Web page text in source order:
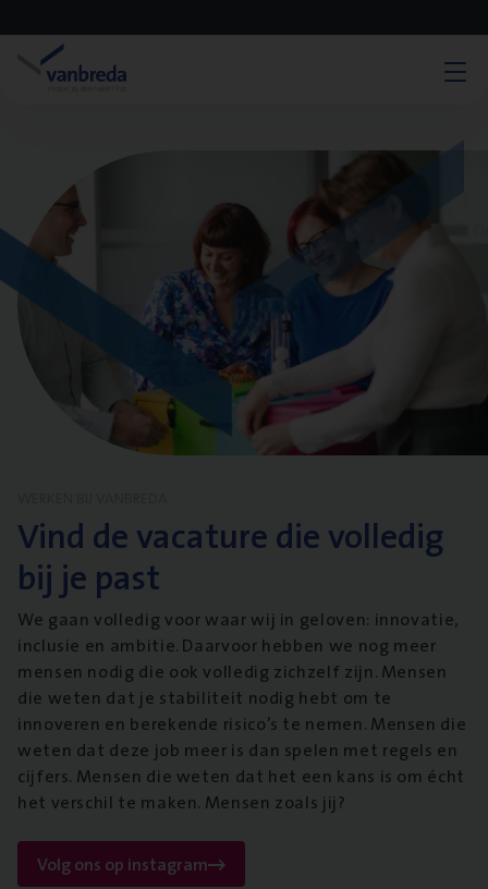
Vind de vacature die volledig
bij je past
We gaan volledig voor waar wij in geloven: innovatie,
inclusie en ambitie. Daarvoor hebben we nog meer
mensen nodig die ook volledig zichzelf zijn. Mensen
die weten dat je stabiliteit nodig hebt om te
innoveren en berekende risico’s te nemen. Mensen die
weten dat deze job meer is dan spelen met regels en
cijfers. Mensen die weten dat het een kans is om écht
het verschil te maken. Mensen zoals jij?
Volg ons op instagram